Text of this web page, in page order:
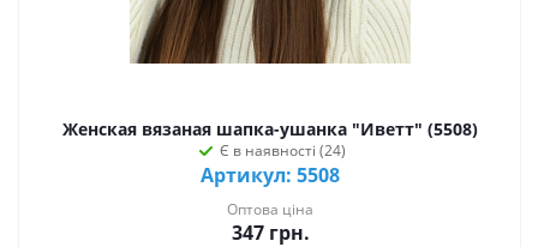
Женская вязаная шапка-ушанка "Иветт" (5508)
Є в наявності (24)
Артикул: 5508
Оптова ціна
347грн.